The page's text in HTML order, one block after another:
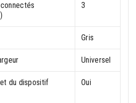
3
Gris
Universel
du dispositif
Oui